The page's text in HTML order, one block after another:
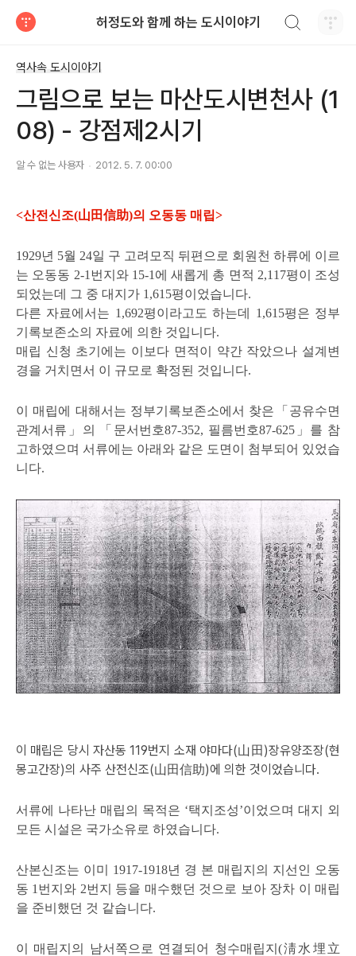
허정도와 함께 하는 도시이야기
역사속 도시이야기
그림으로 보는 마산도시변천사 (1
08) - 강점제2시기
알 수 없는 사용자 2012. 5. 7. 00:00
<산전신조(山田信助)의 오동동 매립>
1929년 5월 24일 구 고려모직 뒤편으로 회원천 하류에 이르
는 오동동 2-1번지와 15-1에 새롭게 총 면적 2,117평이 조성
되었는데 그 중 대지가 1,615평이었습니다.
다른 자료에서는 1,692평이라고도 하는데 1,615평은 정부
기록보존소의 자료에 의한 것입니다.
매립 신청 초기에는 이보다 면적이 약간 작았으나 설계변
경을 거치면서 이 규모로 확정된 것입니다.
이 매립에 대해서는 정부기록보존소에서 찾은「공유수면
관계서류」의 「문서번호87-352, 필름번호87-625」를 참
고하였으며 서류에는 아래와 같은 도면이 첨부되어 있었습
니다.
이 매립은 당시 자산동 119번지 소재 야마다(山田)장유양조장(현
몽고간장)의 사주 산전신조(山田信助)에 의한 것이었습니다.
서류에 나타난 매립의 목적은 ‘택지조성’이었으며 대지 외
모든 시설은 국가소유로 하였습니다.
산본신조는 이미 1917-1918년 경 본 매립지의 지선인 오동
동 1번지와 2번지 등을 매수했던 것으로 보아 장차 이 매립
을 준비했던 것 같습니다.
이 매립지의 남서쪽으로 연결되어 청수매립지(淸水埋立